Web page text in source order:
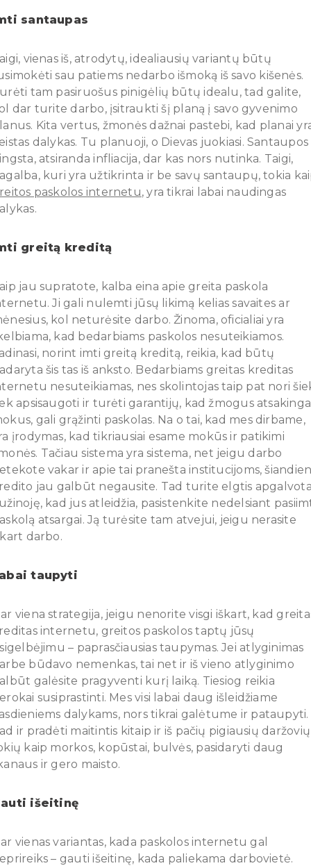
santaupas
vienas iš, atrodytų, idealiausių variantų būtų
sau patiems nedarbo išmoką iš savo kišenės.
tam pasiruošus pinigėlių būtų idealu, tad galite,
dar turite darbo, įsitraukti šį planą į savo gyvenimo
Kita vertus, žmonės dažnai pastebi, kad planai
dalykas. Tu planuoji, o Dievas juokiasi. Santaupos
atsiranda infliacija, dar kas nors nutinka. Taigi,
kuri yra užtikrinta ir be savų santaupų, tokia
paskolos internetu, yra tikrai labai naudingas
greitą kreditą
jau supratote, kalba eina apie greita paskola
Ji gali nulemti jūsų likimą kelias savaites ar
kol neturėsite darbo. Žinoma, oficialiai yra
kad bedarbiams paskolos nesuteikiamos.
norint imti greitą kreditą, reikia, kad būtų
šis tas iš anksto. Bedarbiams greitas kreditas
nesuteikiamas, nes skolintojas taip pat nori
apsisaugoti ir turėti garantijų, kad žmogus
gali grąžinti paskolas. Na o tai, kad mes dirbame,
įrodymas, kad tikriausiai esame mokūs ir patikimi
Tačiau sistema yra sistema, net jeigu darbo
vakar ir apie tai pranešta institucijoms,
jau galbūt negausite. Tad turite elgtis
kad jus atleidžia, pasistenkite nedelsiant
atsargai. Ją turėsite tam atvejui, jeigu nerasite
darbo.
taupyti
viena strategija, jeigu nenorite visgi iškart, kad
internetu, greitos paskolos taptų jūsų
– paprasčiausias taupymas. Jei atlyginimas
būdavo nemenkas, tai net ir iš vieno atlyginimo
galėsite pragyventi kurį laiką. Tiesiog reikia
susiprastinti. Mes visi labai daug išleidžiame
dalykams, nors tikrai galėtume ir pataupyti.
ir pradėti maitintis kitaip ir iš pačių pigiausių
kaip morkos, kopūstai, bulvės, pasidaryti daug
ir gero maisto.
išeitinę
vienas variantas, kada paskolos internetu gal
– gauti išeitinę, kada paliekama darbovietė.